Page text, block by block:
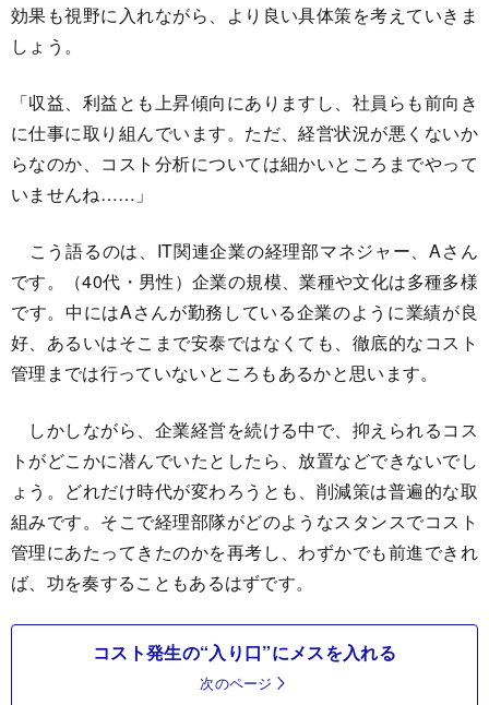
効果も視野に入れながら、より良い具体策を考えていきま
しょう。
「収益、利益とも上昇傾向にありますし、社員らも前向き
に仕事に取り組んでいます。ただ、経営状況が悪くないか
らなのか、コスト分析については細かいところまでやって
いませんね……」
こう語るのは、IT関連企業の経理部マネジャー、Aさん
です。（40代・男性）企業の規模、業種や文化は多種多様
です。中にはAさんが勤務している企業のように業績が良
好、あるいはそこまで安泰ではなくても、徹底的なコスト
管理までは行っていないところもあるかと思います。
しかしながら、企業経営を続ける中で、抑えられるコス
トがどこかに潜んでいたとしたら、放置などできないでし
ょう。どれだけ時代が変わろうとも、削減策は普遍的な取
組みです。そこで経理部隊がどのようなスタンスでコスト
管理にあたってきたのかを再考し、わずかでも前進できれ
ば、功を奏することもあるはずです。
コスト発生の“入り口”にメスを入れる
次のページ